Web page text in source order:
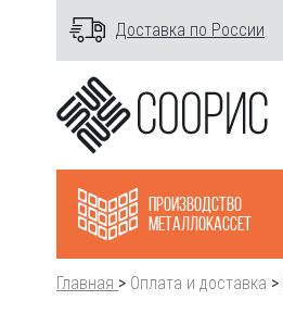
Доставка по России
Производство
металлокасcет
Главная > Оплата и доставка >